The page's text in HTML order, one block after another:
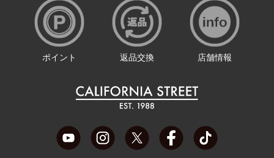
ポイント 返品交換 店舗情報